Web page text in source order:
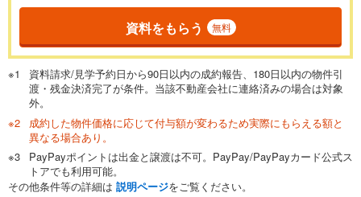
一般的には最長35年まで借り入れ可能です。多くの金融機関
が完済時の年齢は80歳までを条件としています。
閉じる
頭金 万円
0万円 4,690万円
自己資金から住宅購入にかけられる金額を入力してくださ
資料をもらう 無料
資料請求/見学予約日から90日以内の成約報告、180日以内の物件引
渡・残金決済完了が条件。当該不動産会社に連絡済みの場合は対象
外。
成約した物件価格に応じて付与額が変わるため実際にもらえる額と
異なる場合あり。
PayPayポイントは出金と譲渡は不可。PayPay/PayPayカード公式ス
トアでも利用可能。
その他条件等の詳細は 説明ページをご覧ください。